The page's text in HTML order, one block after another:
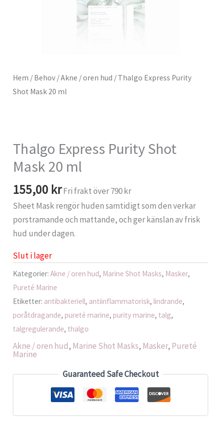
Hem / Behov /Akne / oren hud / Thalgo Express Purity
Shot Mask 20 ml
Thalgo Express Purity Shot
Mask 20 ml
155,00 krFri frakt över 790 kr
Sheet Mask rengör huden samtidigt som den verkar
porstramande och mattande, och ger känslan av frisk
hud under dagen.
Slut i lager
Kategorier:Akne / oren hud, Marine Shot Masks, Masker,
Pureté Marine
Etiketter: antibakteriell, antiinflammatorisk, lindrande,
poråtdragande, pureté marine, purity marine, talg,
talgregulerande, thalgo
Akne / oren hud, Marine Shot Masks, Masker, Pureté
Marine
Guaranteed Safe Checkout